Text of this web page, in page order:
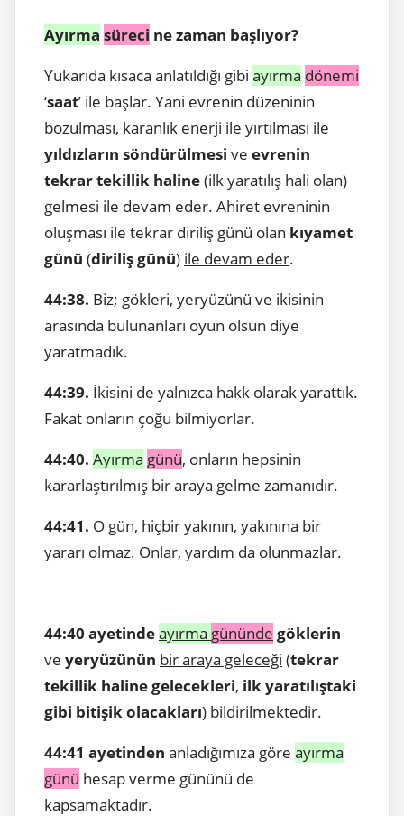
Ayırma süreci ne zaman başlıyor?
Yukarıda kısaca anlatıldığı gibi ayırma dönemi
‘saat’ ile başlar. Yani evrenin düzeninin
bozulması, karanlık enerji ile yırtılması ile
yıldızların söndürülmesi ve evrenin
tekrar tekillik haline(ilk yaratılış hali olan)
gelmesi ile devam eder. Ahiret evreninin
oluşması ile tekrar diriliş günü olan kıyamet
günü (diriliş günü) ile devam eder.
44:38. Biz; gökleri, yeryüzünü ve ikisinin
arasında bulunanları oyun olsun diye
yaratmadık.
44:39. İkisini de yalnızca hakk olarak yarattık.
Fakat onların çoğu bilmiyorlar.
44:40. Ayırma günü, onların hepsinin
kararlaştırılmış bir araya gelme zamanıdır.
44:41. O gün, hiçbir yakının, yakınına bir
yararı olmaz. Onlar, yardım da olunmazlar.
44:40 ayetindeayırma gününde göklerin
ve yeryüzünün bir araya geleceği (tekrar
tekillik haline gelecekleri, ilk yaratılıştaki
gibi bitişik olacakları) bildirilmektedir.
44:41 ayetinden anladığımıza göre ayırma
günü hesap verme gününü de
kapsamaktadır.